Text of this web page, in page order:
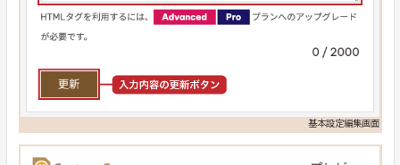
基本設定編集画面